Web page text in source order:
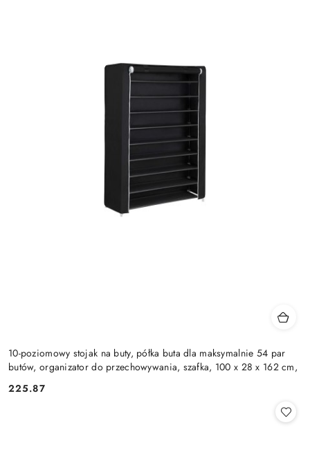
10-poziomowy stojak na buty, półka buta dla maksymalnie 54 par
butów, organizator do przechowywania, szafka, 100 x 28 x 162 cm,
Cena:
225.87